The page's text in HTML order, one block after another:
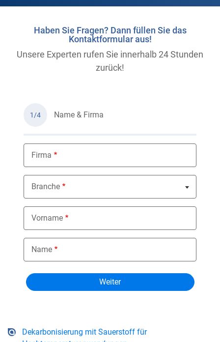
Dekarbonisierung mit Sauerstoff für
Haben Sie Fragen? Dann füllen Sie das
Kontaktformular aus!
Unsere Experten rufen Sie innerhalb 24 Stunden
zurück!
1/4 Name & Firma
Firma
Branche
Nothing selected
Vorname
Name